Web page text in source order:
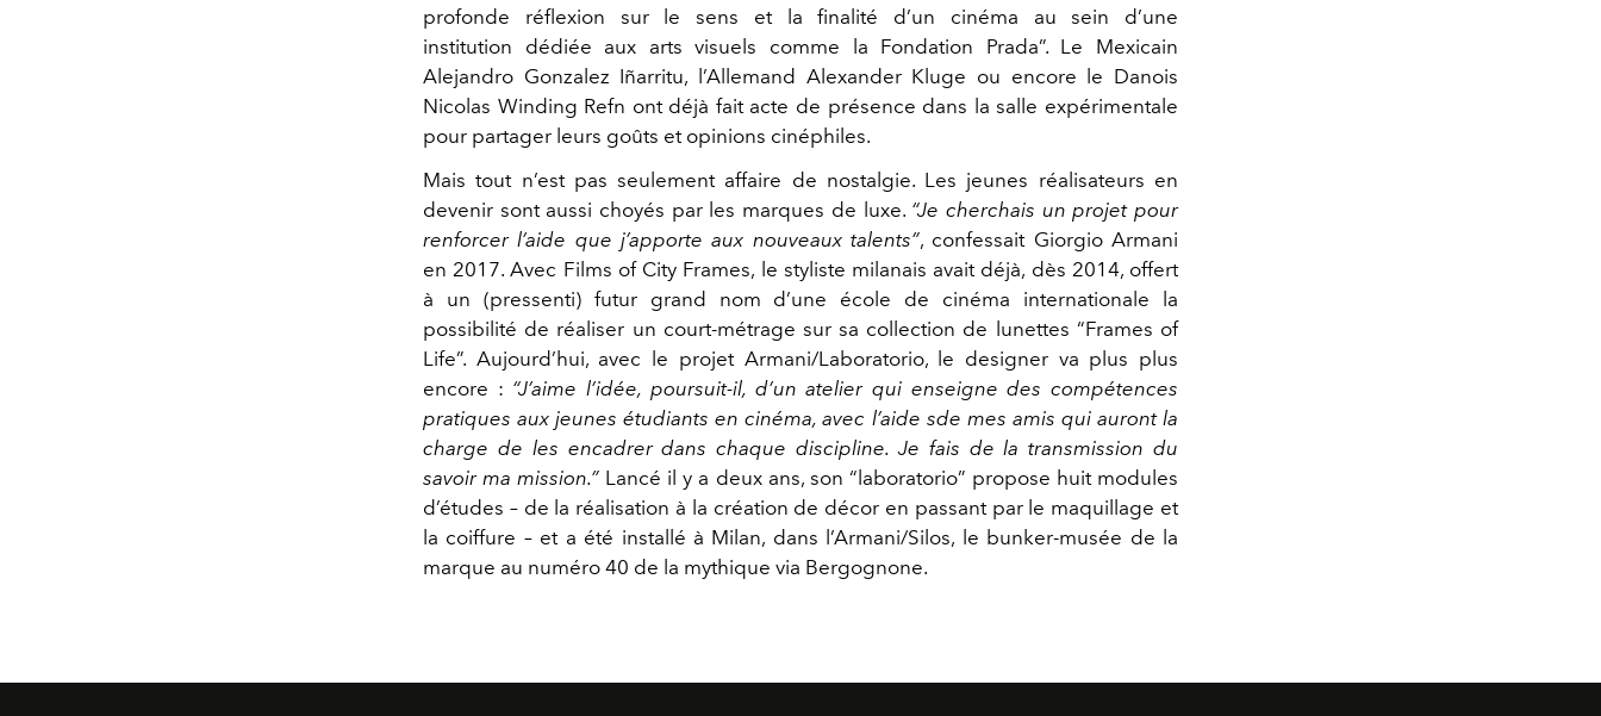
profonde réflexion sur le sens et la finalité d’un cinéma au sein d’une
institution dédiée aux arts visuels comme la Fondation Prada”. Le Mexicain
Alejandro Gonzalez Iñarritu, l’Allemand Alexander Kluge ou encore le Danois
Nicolas Winding Refn ont déjà fait acte de présence dans la salle expérimentale
pour partager leurs goûts et opinions cinéphiles.
Mais tout n’est pas seulement affaire de nostalgie. Les jeunes réalisateurs en
devenir sont aussi choyés par les marques de luxe. “Je cherchais un projet pour
renforcer l’aide que j’apporte aux nouveaux talents”, confessait Giorgio Armani
en 2017. Avec Films of City Frames, le styliste milanais avait déjà, dès 2014, offert
à un (pressenti) futur grand nom d’une école de cinéma internationale la
possibilité de réaliser un court-métrage sur sa collection de lunettes “Frames of
Life”. Aujourd’hui, avec le projet Armani/Laboratorio, le designer va plus plus
encore : “J’aime l’idée, poursuit-il, d’un atelier qui enseigne des compétences
pratiques aux jeunes étudiants en cinéma, avec l’aide sde mes amis qui auront la
charge de les encadrer dans chaque discipline. Je fais de la transmission du
savoir ma mission.” Lancé il y a deux ans, son “laboratorio” propose huit modules
d’études – de la réalisation à la création de décor en passant par le maquillage et
la coiffure – et a été installé à Milan, dans l’Armani/Silos, le bunker-musée de la
marque au numéro 40 de la mythique via Bergognone.